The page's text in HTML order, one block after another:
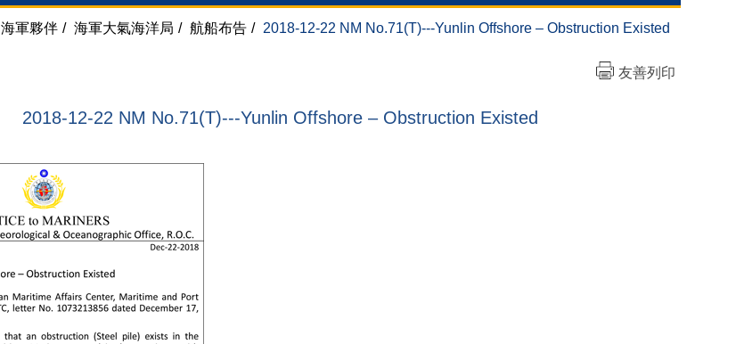
海軍夥伴 / 海軍大氣海洋局 / 航船布告 / 2018-12-22 NM No.71(T)---Yunlin Offshore – Obstruction Existed
友善列印
2018-12-22 NM No.71(T)---Yunlin Offshore – Obstruction Existed